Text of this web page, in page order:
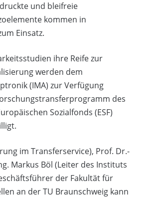
und bleifreie
kommen in
Einsatz.
ihre Reife zur
werden dem
(IMA) zur Verfügung
des
Sozialfonds (ESF)
im Transferservice), Prof. Dr.-
Markus Böl (Leiter des Instituts
der Fakultät für
an der TU Braunschweig kann